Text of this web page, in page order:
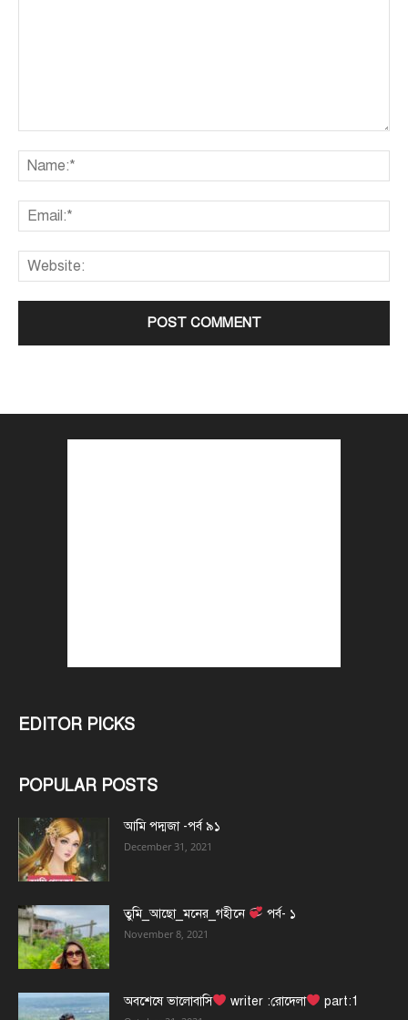
EDITOR PICKS
POPULAR POSTS
আমি পদ্মজা -পর্ব ৯১
December 31, 2021
তুমি_আছো_মনের_গহীনে পর্ব- ১
November 8, 2021
অবশেষে ভালোবাসি writer :রোদেলা part:1